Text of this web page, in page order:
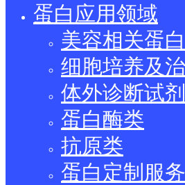
蛋白应用领域
美容相关蛋白
细胞培养及
体外诊断试
蛋白酶类
抗原类
蛋白定制服务